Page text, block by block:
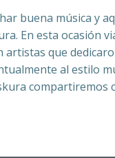
buena música y
En esta ocasión
artistas que
al estilo
compartiremos